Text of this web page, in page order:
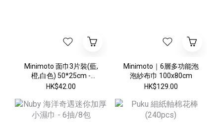
Minimoto 面巾3片裝(藍,
橙,白色) 50*25cm -
YA0441
HK$42.00
Minimoto｜6層多功能泡
泡紗布巾 100x80cm
HK$129.00